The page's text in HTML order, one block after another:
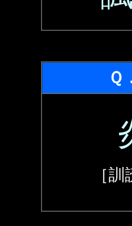
Ｑ
［訓